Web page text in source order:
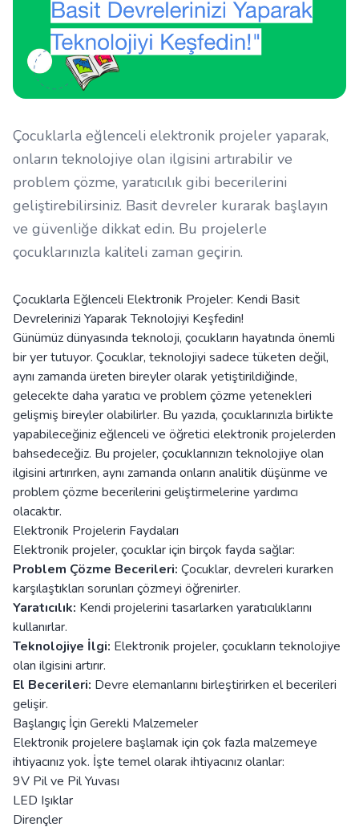
Çocuklarla eğlenceli elektronik projeler yaparak,
onların teknolojiye olan ilgisini artırabilir ve
problem çözme, yaratıcılık gibi becerilerini
geliştirebilirsiniz. Basit devreler kurarak başlayın
ve güvenliğe dikkat edin. Bu projelerle
çocuklarınızla kaliteli zaman geçirin.
Çocuklarla Eğlenceli Elektronik Projeler: Kendi Basit
Devrelerinizi Yaparak Teknolojiyi Keşfedin!
Günümüz dünyasında teknoloji, çocukların hayatında önemli
bir yer tutuyor. Çocuklar, teknolojiyi sadece tüketen değil,
aynı zamanda üreten bireyler olarak yetiştirildiğinde,
gelecekte daha yaratıcı ve problem çözme yetenekleri
gelişmiş bireyler olabilirler. Bu yazıda, çocuklarınızla birlikte
yapabileceğiniz eğlenceli ve öğretici elektronik projelerden
bahsedeceğiz. Bu projeler, çocuklarınızın teknolojiye olan
ilgisini artırırken, aynı zamanda onların analitik düşünme ve
problem çözme becerilerini geliştirmelerine yardımcı
olacaktır.
Elektronik Projelerin Faydaları
Elektronik projeler, çocuklar için birçok fayda sağlar:
Problem Çözme Becerileri: Çocuklar, devreleri kurarken
karşılaştıkları sorunları çözmeyi öğrenirler.
Yaratıcılık: Kendi projelerini tasarlarken yaratıcılıklarını
kullanırlar.
Teknolojiye İlgi: Elektronik projeler, çocukların teknolojiye
olan ilgisini artırır.
El Becerileri: Devre elemanlarını birleştirirken el becerileri
gelişir.
Başlangıç İçin Gerekli Malzemeler
Elektronik projelere başlamak için çok fazla malzemeye
ihtiyacınız yok. İşte temel olarak ihtiyacınız olanlar:
9V Pil ve Pil Yuvası
LED Işıklar
Dirençler